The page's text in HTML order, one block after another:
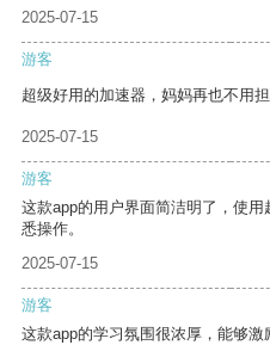
2025-07-15
游客
超级好用的加速器，妈妈再也不用
2025-07-15
游客
这款app的用户界面简洁明了，使
悉操作。
2025-07-15
游客
这款app的学习氛围很浓厚，能够